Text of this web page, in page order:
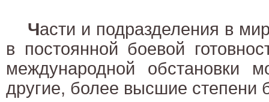
Части и подразделения в
в постоянной боевой
международной обстановки
другие, более высшие степени